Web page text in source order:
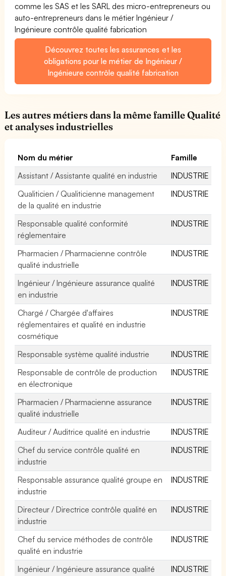
comme les SAS et les SARL des micro-entrepreneurs ou
auto-entrepreneurs dans le métier Ingénieur /
Ingénieure contrôle qualité fabrication
Découvrez toutes les assurances et les
obligations pour le métier de Ingénieur /
Ingénieure contrôle qualité fabrication
Les autres métiers dans la même famille Qualité
et analyses industrielles
Nom du métier
Famille
Assistant / Assistante qualité en industrie
INDUSTRIE
Qualiticien / Qualiticienne management
de la qualité en industrie
INDUSTRIE
Responsable qualité conformité
réglementaire
INDUSTRIE
Pharmacien / Pharmacienne contrôle
qualité industrielle
INDUSTRIE
Ingénieur / Ingénieure assurance qualité
en industrie
INDUSTRIE
Chargé / Chargée d'affaires
réglementaires et qualité en industrie
cosmétique
INDUSTRIE
Responsable système qualité industrie
INDUSTRIE
Responsable de contrôle de production
en électronique
INDUSTRIE
Pharmacien / Pharmacienne assurance
qualité industrielle
INDUSTRIE
Auditeur / Auditrice qualité en industrie
INDUSTRIE
Chef du service contrôle qualité en
industrie
INDUSTRIE
Responsable assurance qualité groupe en
industrie
INDUSTRIE
Directeur / Directrice contrôle qualité en
industrie
INDUSTRIE
Chef du service méthodes de contrôle
qualité en industrie
INDUSTRIE
Ingénieur / Ingénieure assurance qualité
INDUSTRIE